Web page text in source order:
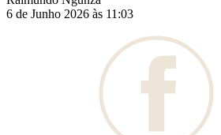
6 de Junho 2026 às 11:03